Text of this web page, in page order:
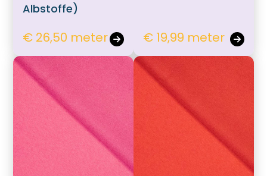
Albstoffe)
€ 26,50 meter € 19,99 meter